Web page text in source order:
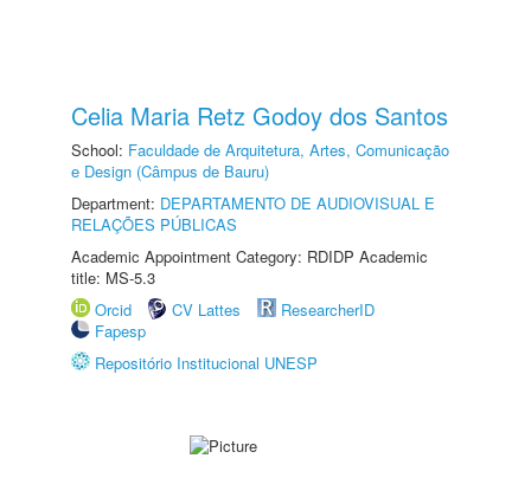
Celia Maria Retz Godoy dos Santos
School: Faculdade de Arquitetura, Artes, Comunicação
e Design (Câmpus de Bauru)
Department: DEPARTAMENTO DE AUDIOVISUAL E
RELAÇÕES PÚBLICAS
Academic Appointment Category: RDIDP Academic
title: MS-5.3
Orcid
CV Lattes
ResearcherID
Fapesp
Repositório Institucional UNESP